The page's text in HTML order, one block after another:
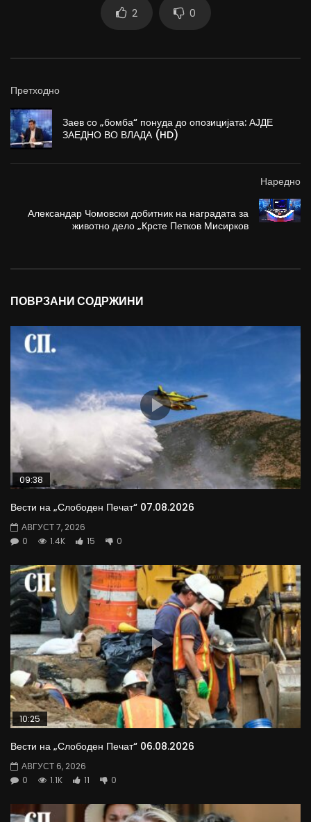
2 0
Претходно
Заев со „бомба“ понуда до опозицијата: АЈДЕ
ЗАЕДНО ВО ВЛАДА (HD)
Наредно
Александар Чомовски добитник на наградата за
животно дело „Крсте Петков Мисирков
ПОВРЗАНИ СОДРЖИНИ
09:38
Вести на „Слободен Печат“ 07.08.2026
АВГУСТ 7, 2026
0
1.4K 15 0
10:25
Вести на „Слободен Печат“ 06.08.2026
АВГУСТ 6, 2026
0
1.1K 11 0